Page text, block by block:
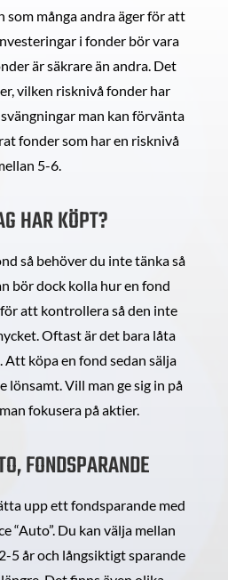
som många andra äger för att
i fonder bör vara
är säkrare än andra. Det
vilken risknivå fonder har
man kan förvänta
fonder som har en risknivå
5-6.
HAR KÖPT?
så behöver du inte tänka så
bör dock kolla hur en fond
att kontrollera så den inte
Oftast är det bara låta
Att köpa en fond sedan sälja
lönsamt. Vill man ge sig in på
fokusera på aktier.
FONDSPARANDE
upp ett fondsparande med
“Auto”. Du kan välja mellan
5 år och långsiktigt sparande